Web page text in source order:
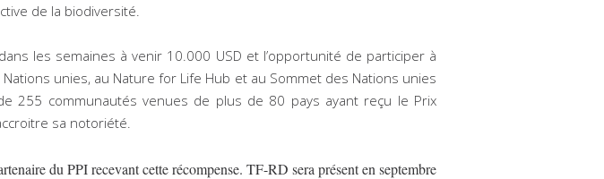
de la biodiversité.
les semaines à venir 10.000 USD et l’opportunité de participer à
unies, au Nature for Life Hub et au Sommet des Nations unies
255 communautés venues de plus de 80 pays ayant reçu le Prix
sa notoriété.
du PPI recevant cette récompense. TF-RD sera présent en septembre